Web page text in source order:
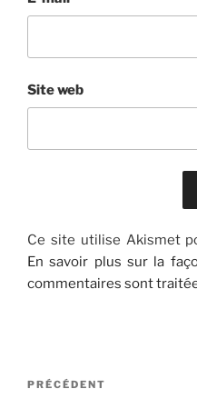
Site web
Ce site utilise Akismet
En savoir plus sur la
commentaires sont
Navigation
Article
PRÉCÉDENT